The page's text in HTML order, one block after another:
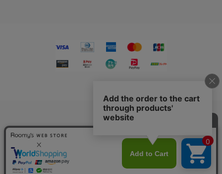
2026.7.29
熊本県熊本地方を震源とする地震による配送への影響につい
て